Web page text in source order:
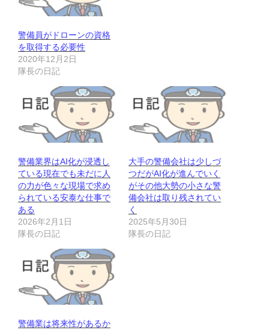
警備員がドローンの資格
を取得する必要性
2020年12月2日
隊長の日記
警備業界はAI化が浸透し
ている現在でも未だに人
の力が色々な現場で求め
られている安泰な仕事で
ある
2026年2月1日
隊長の日記
大手の警備会社は少しづ
つだがAI化が進んでいく
がその他大勢の小さな警
備会社は取り残されてい
く
2025年5月30日
隊長の日記
警備業は将来性があるか